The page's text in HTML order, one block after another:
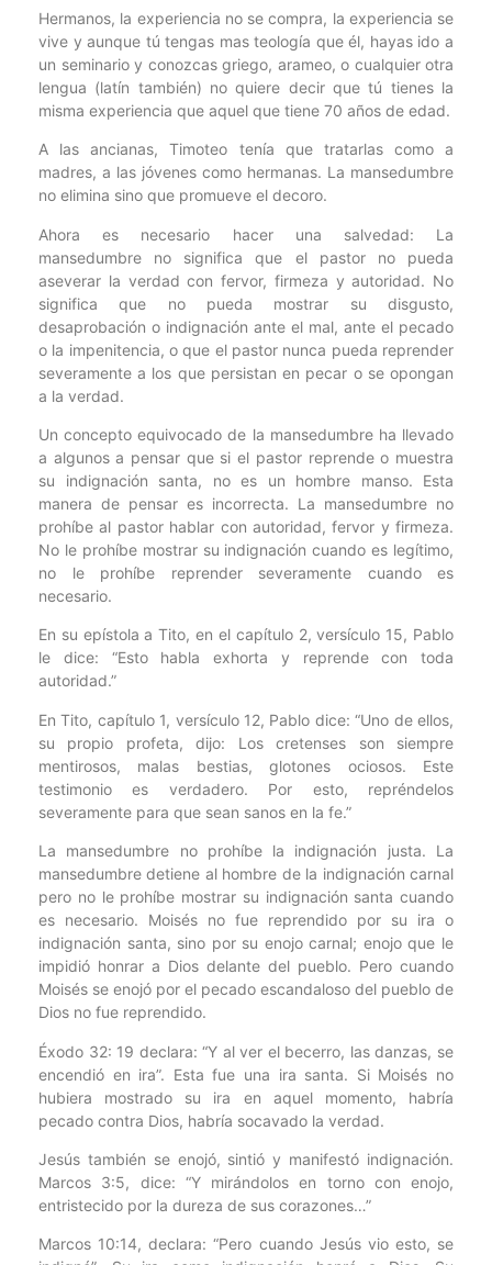
Hermanos, la experiencia no se compra, la experiencia se
vive y aunque tú tengas mas teología que él, hayas ido a
un seminario y conozcas griego, arameo, o cualquier otra
lengua (latín también) no quiere decir que tú tienes la
misma experiencia que aquel que tiene 70 años de edad.
A las ancianas, Timoteo tenía que tratarlas como a
madres, a las jóvenes como hermanas. La mansedumbre
no elimina sino que promueve el decoro.
Ahora es necesario hacer una salvedad: La
mansedumbre no significa que el pastor no pueda
aseverar la verdad con fervor, firmeza y autoridad. No
significa que no pueda mostrar su disgusto,
desaprobación o indignación ante el mal, ante el pecado
o la impenitencia, o que el pastor nunca pueda reprender
severamente a los que persistan en pecar o se opongan
a la verdad.
Un concepto equivocado de la mansedumbre ha llevado
a algunos a pensar que si el pastor reprende o muestra
su indignación santa, no es un hombre manso. Esta
manera de pensar es incorrecta. La mansedumbre no
prohíbe al pastor hablar con autoridad, fervor y firmeza.
No le prohíbe mostrar su indignación cuando es legítimo,
no le prohíbe reprender severamente cuando es
necesario.
En su epístola a Tito, en el capítulo 2, versículo 15, Pablo
le dice: “Esto habla exhorta y reprende con toda
autoridad.”
En Tito, capítulo 1, versículo 12, Pablo dice: “Uno de ellos,
su propio profeta, dijo: Los cretenses son siempre
mentirosos, malas bestias, glotones ociosos. Este
testimonio es verdadero. Por esto, repréndelos
severamente para que sean sanos en la fe.”
La mansedumbre no prohíbe la indignación justa. La
mansedumbre detiene al hombre de la indignación carnal
pero no le prohíbe mostrar su indignación santa cuando
es necesario. Moisés no fue reprendido por su ira o
indignación santa, sino por su enojo carnal; enojo que le
impidió honrar a Dios delante del pueblo. Pero cuando
Moisés se enojó por el pecado escandaloso del pueblo de
Dios no fue reprendido.
Éxodo 32: 19 declara: “Y al ver el becerro, las danzas, se
encendió en ira”. Esta fue una ira santa. Si Moisés no
hubiera mostrado su ira en aquel momento, habría
pecado contra Dios, habría socavado la verdad.
Jesús también se enojó, sintió y manifestó indignación.
Marcos 3:5, dice: “Y mirándolos en torno con enojo,
entristecido por la dureza de sus corazones…”
Marcos 10:14, declara: “Pero cuando Jesús vio esto, se